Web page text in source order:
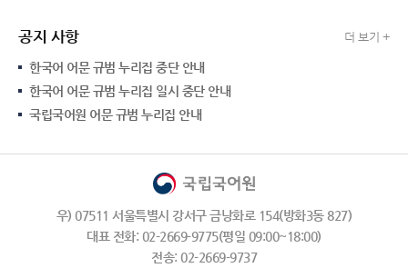
공지 사항 더 보기 +
한국어 어문 규범 누리집 중단 안내
한국어 어문 규범 누리집 일시 중단 안내
국립국어원 어문 규범 누리집 안내
우) 07511 서울특별시 강서구 금낭화로 154(방화3동 827)
대표 전화: 02-2669-9775(평일 09:00~18:00)
전송: 02-2669-9737